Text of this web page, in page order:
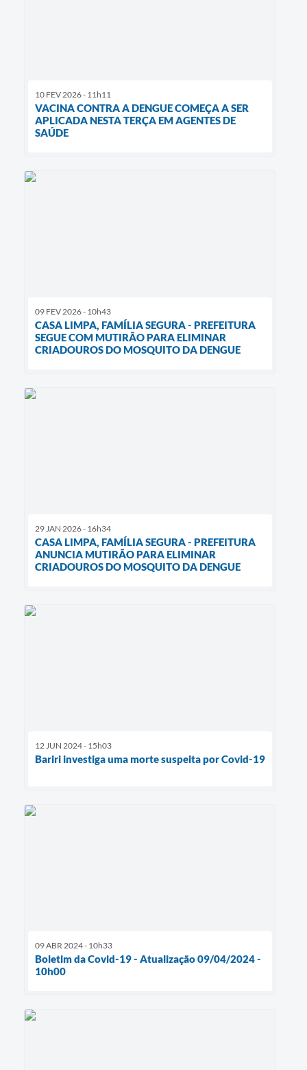
10 FEV 2026 - 11h11
VACINA CONTRA A DENGUE COMEÇA A SER
APLICADA NESTA TERÇA EM AGENTES DE
SAÚDE
09 FEV 2026 - 10h43
CASA LIMPA, FAMÍLIA SEGURA - PREFEITURA
SEGUE COM MUTIRÃO PARA ELIMINAR
CRIADOUROS DO MOSQUITO DA DENGUE
29 JAN 2026 - 16h34
CASA LIMPA, FAMÍLIA SEGURA - PREFEITURA
ANUNCIA MUTIRÃO PARA ELIMINAR
CRIADOUROS DO MOSQUITO DA DENGUE
12 JUN 2024 - 15h03
Bariri investiga uma morte suspeita por Covid-19
09 ABR 2024 - 10h33
Boletim da Covid-19 - Atualização 09/04/2024 -
10h00